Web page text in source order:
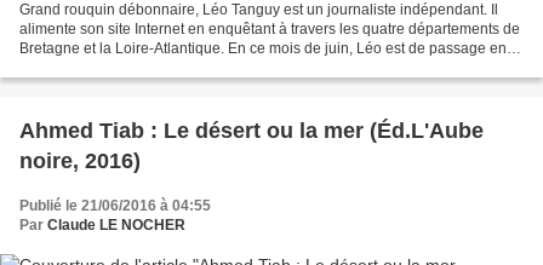
Grand rouquin débonnaire, Léo Tanguy est un journaliste indépendant. Il
alimente son site Internet en enquêtant à travers les quatre départements de
Bretagne et la Loire-Atlantique. En ce mois de juin, Léo est de passage en
Ahmed Tiab : Le désert ou la mer (Éd.L'Aube
noire, 2016)
Publié le 21/06/2016 à 04:55
Par Claude LE NOCHER